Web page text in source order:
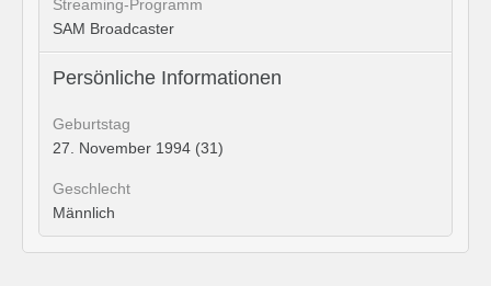
Streaming-Programm
SAM Broadcaster
Persönliche Informationen
Geburtstag
27. November 1994 (31)
Geschlecht
Männlich